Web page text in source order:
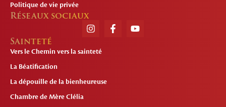
Politique de vie privée
Réseaux sociaux
Sainteté
Vers le Chemin vers la sainteté
La Béatification
La dépouille de la bienheureuse
Chambre de Mère Clélia